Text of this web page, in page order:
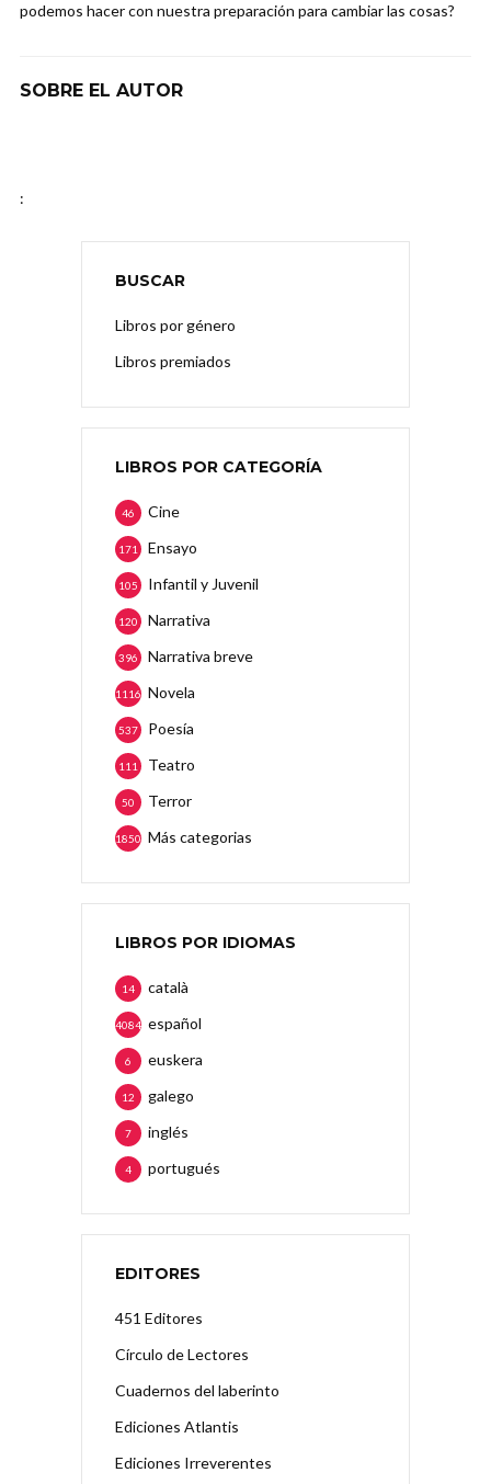
podemos hacer con nuestra preparación para cambiar las cosas?
SOBRE EL AUTOR
:
BUSCAR
Libros por género
Libros premiados
LIBROS POR CATEGORÍA
Cine
46
Ensayo
171
Infantil y Juvenil
105
Narrativa
120
Narrativa breve
396
Novela
1116
Poesía
537
Teatro
111
Terror
50
Más categorias
1850
LIBROS POR IDIOMAS
català
14
español
4084
euskera
6
galego
12
inglés
7
portugués
4
EDITORES
451 Editores
Círculo de Lectores
Cuadernos del laberinto
Ediciones Atlantis
Ediciones Irreverentes